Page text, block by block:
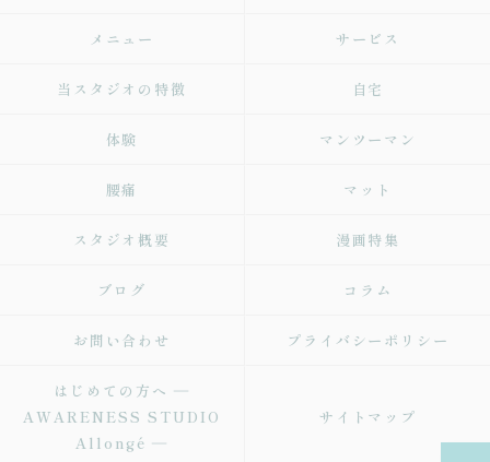
メニュー サービス
当スタジオの特徴 自宅
体験 マンツーマン
腰痛 マット
スタジオ概要 漫画特集
ブログ コラム
お問い合わせ プライバシーポリシー
はじめての方へ ―
AWARENESS STUDIO
Allongé ―
サイトマップ